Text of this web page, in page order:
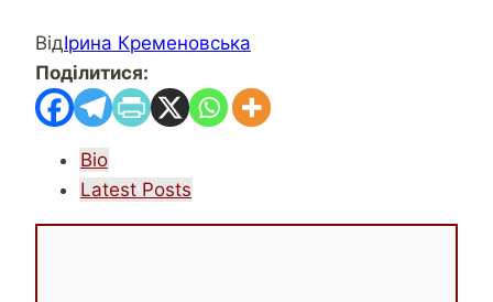
ВідІрина Кременовська
Поділитися:
The
following
Bio
Latest Posts